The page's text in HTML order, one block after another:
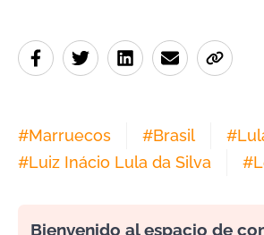
#Marruecos #Brasil #
#Luiz Inácio Lula da Silva #
Bienvenido al espacio de